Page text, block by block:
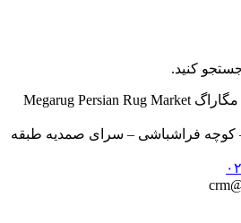
کنید.
– کوچه فراشباشی – سرای صمدیه طبقه